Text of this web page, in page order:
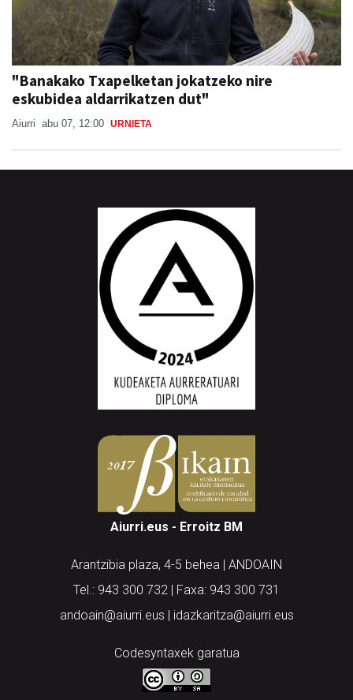
"Banakako Txapelketan jokatzeko nire
eskubidea aldarrikatzen dut"
Aiurri abu 07, 12:00 URNIETA
Aiurri.eus - Erroitz BM
Arantzibia plaza, 4-5 behea | ANDOAIN
Tel.: 943 300 732 | Faxa: 943 300 731
andoain@aiurri.eus | idazkaritza@aiurri.eus
Codesyntaxek garatua